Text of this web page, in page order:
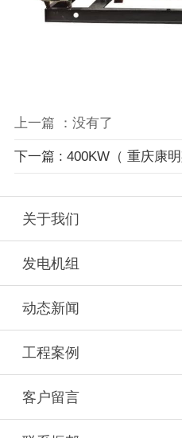
上一篇 ：没有了
下一篇 : 400KW（ 重庆康明
关于我们
发电机组
动态新闻
工程案例
客户留言